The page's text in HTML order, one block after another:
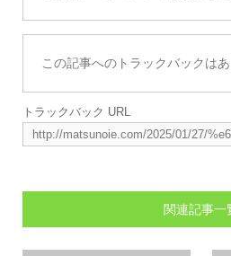
この記事へのトラックバックはあ
トラックバック URL
関連記事一